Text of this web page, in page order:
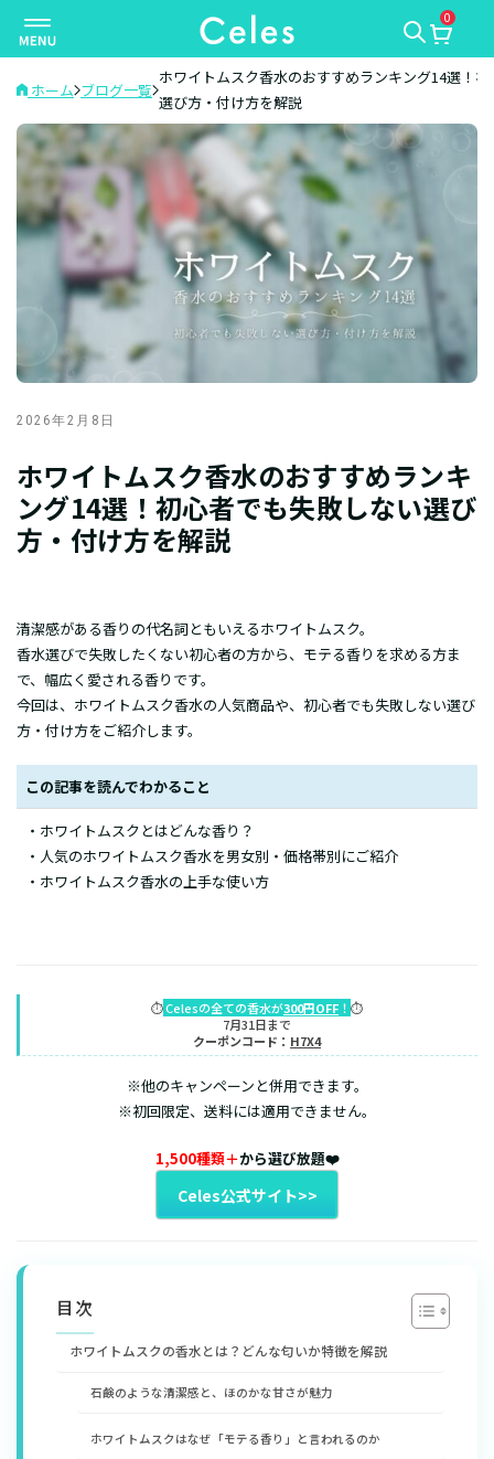
ナ
ビ
ー
シ
ョ
ン
を
切
0
ホーム ブログ一覧
ホワイトムスク香水のおすすめランキング14選！
選び方・付け方を解説
2026年2月8日
ホワイトムスク香水のおすすめランキ
ング14選！初心者でも失敗しない選び
方・付け方を解説
清潔感がある香りの代名詞ともいえるホワイトムスク。
香水選びで失敗したくない初心者の方から、モテる香りを求める方ま
で、幅広く愛される香りです。
今回は、ホワイトムスク香水の人気商品や、初心者でも失敗しない選び
方・付け方をご紹介します。
この記事を読んでわかること
・ホワイトムスクとはどんな香り？
・人気のホワイトムスク香水を男女別・価格帯別にご紹介
・ホワイトムスク香水の上手な使い方
⏱️Celesの全ての香水が300円OFF ！ ⏱️
7月31日まで
クーポンコード： H7X4
※他のキャンペーンと併用できます。
※初回限定、送料には適用できません。
1,500種類＋から選び放題❤️
Celes公式サイト>>
目次
ホワイトムスクの香水とは？どんな匂いか特徴を解説
石鹸のような清潔感と、ほのかな甘さが魅力
ホワイトムスクはなぜ「モテる香り」と言われるのか